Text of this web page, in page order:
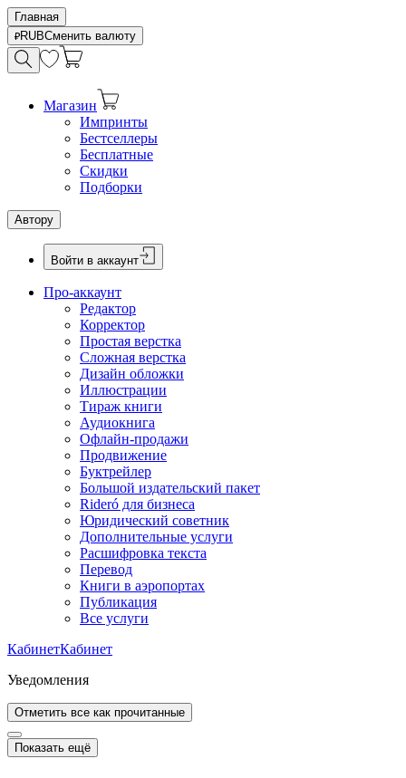
Главная
RUBСменить валюту
Магазин
Импринты
Бестселлеры
Бесплатные
Скидки
Подборки
Автору
Войти в аккаунт
Про-аккаунт
Редактор
Корректор
Простая верстка
Сложная верстка
Дизайн обложки
Иллюстрации
Тираж книги
Аудиокнига
Офлайн-продажи
Продвижение
Буктрейлер
Большой издательский пакет
Rideró для бизнеса
Юридический советник
Дополнительные услуги
Расшифровка текста
Перевод
Книги в аэропортах
Публикация
Все услуги
КабинетКабинет
Уведомления
Отметить все как прочитанные
Показать ещё